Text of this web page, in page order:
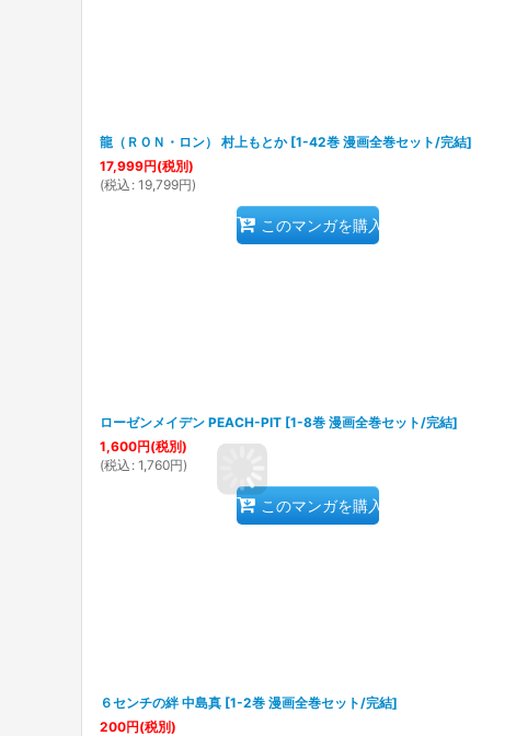
龍（ＲＯＮ・ロン） 村上もとか [1-42巻 漫画全巻セット/完結]
17,999円(税別)
(税込 : 19,799円)
このマンガを購入
ローゼンメイデン PEACH-PIT [1-8巻 漫画全巻セット/完結]
1,600円(税別)
(税込 : 1,760円)
このマンガを購入
６センチの絆 中島真 [1-2巻 漫画全巻セット/完結]
200円(税別)